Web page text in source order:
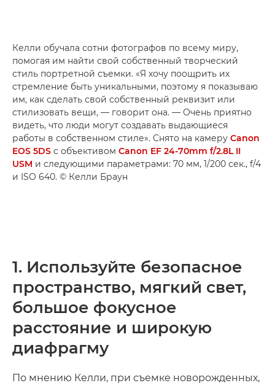
Келли обучала сотни фотографов по всему миру,
помогая им найти свой собственный творческий
стиль портретной съемки. «Я хочу поощрить их
стремление быть уникальными, поэтому я показываю
им, как сделать свой собственный реквизит или
стилизовать вещи, — говорит она. — Очень приятно
видеть, что люди могут создавать выдающиеся
работы в собственном стиле». Снято на камеру Canon
EOS 5DS с объективом Canon EF 24-70mm f/2.8L II
USM и следующими параметрами: 70 мм, 1/200 сек., f/4
и ISO 640. © Келли Браун
1. Используйте безопасное
пространство, мягкий свет,
большое фокусное
расстояние и широкую
диафрагму
По мнению Келли, при съемке новорожденных,